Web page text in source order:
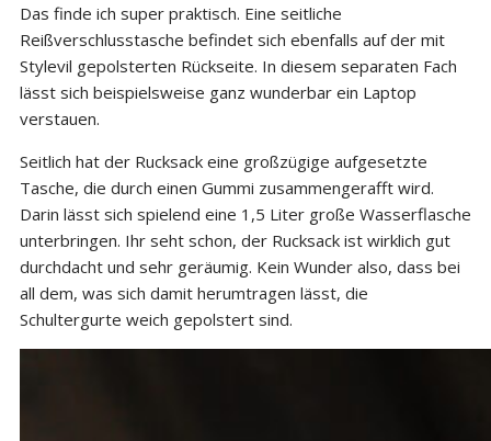
Das finde ich super praktisch. Eine seitliche
Reißverschlusstasche befindet sich ebenfalls auf der mit
Stylevil gepolsterten Rückseite. In diesem separaten Fach
lässt sich beispielsweise ganz wunderbar ein Laptop
verstauen.
Seitlich hat der Rucksack eine großzügige aufgesetzte
Tasche, die durch einen Gummi zusammengerafft wird.
Darin lässt sich spielend eine 1,5 Liter große Wasserflasche
unterbringen. Ihr seht schon, der Rucksack ist wirklich gut
durchdacht und sehr geräumig. Kein Wunder also, dass bei
all dem, was sich damit herumtragen lässt, die
Schultergurte weich gepolstert sind.